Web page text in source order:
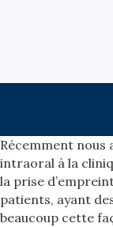
Récemment nous
intraoral à la
la prise
patients, ayant
beaucoup cette